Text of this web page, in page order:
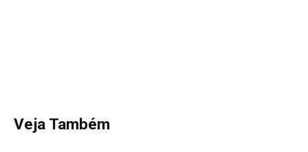
Veja Também